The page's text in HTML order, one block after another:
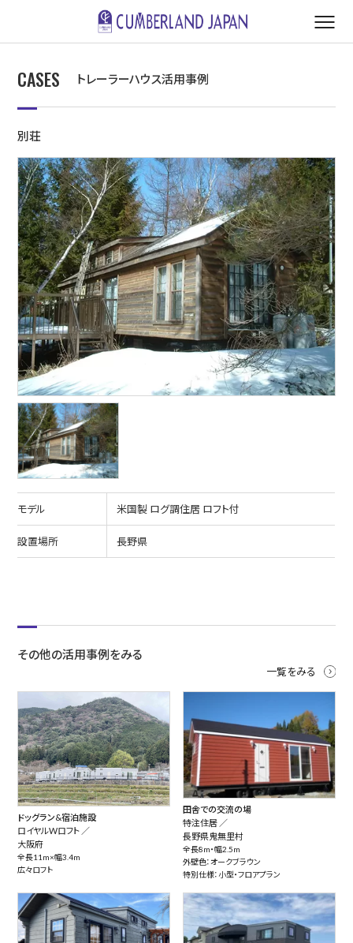
CASES トレーラーハウス活用事例
別荘
モデル 米国製 ログ調住居 ロフト付
設置場所 長野県
その他の活用事例をみる
一覧をみる
ドッグラン&宿泊施設
ロイヤルWロフト ／
大阪府
全長11m×幅3.4m
広々ロフト
田舎での交流の場
特注住居 ／
長野県鬼無里村
全長8m・幅2.5m
外壁色：オークブラウン
特別仕様：小型・フロアプラン